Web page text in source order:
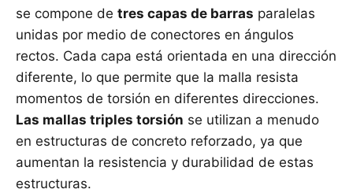
se compone de tres capas de barras paralelas
unidas por medio de conectores en ángulos
rectos. Cada capa está orientada en una dirección
diferente, lo que permite que la malla resista
momentos de torsión en diferentes direcciones.
Las mallas triples torsión se utilizan a menudo
en estructuras de concreto reforzado, ya que
aumentan la resistencia y durabilidad de estas
estructuras.